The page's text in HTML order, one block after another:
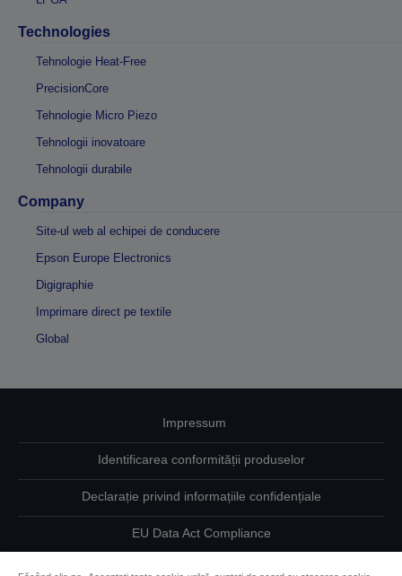
Technologies
Tehnologie Heat-Free
PrecisionCore
Tehnologie Micro Piezo
Tehnologii inovatoare
Tehnologii durabile
Company
Site-ul web al echipei de conducere
Epson Europe Electronics
Digigraphie
Imprimare direct pe textile
Global
Impressum
Identificarea conformității produselor
Declarație privind informațiile confidențiale
EU Data Act Compliance